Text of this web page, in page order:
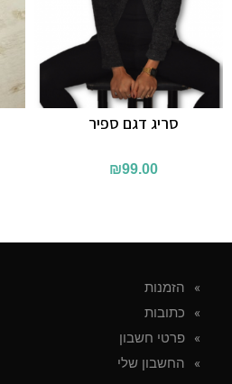
סריג דגם ספיר
₪99.00
הזמנות
כתובות
פרטי חשבון
החשבון שלי